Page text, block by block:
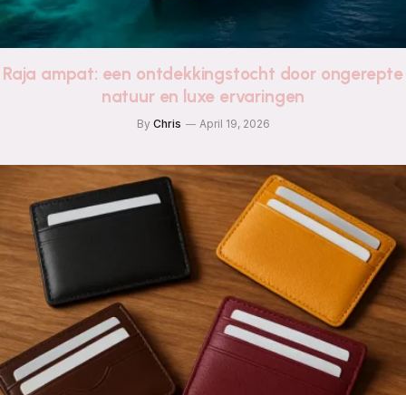
Raja ampat: een ontdekkingstocht door ongerepte
natuur en luxe ervaringen
By Chris April 19, 2026